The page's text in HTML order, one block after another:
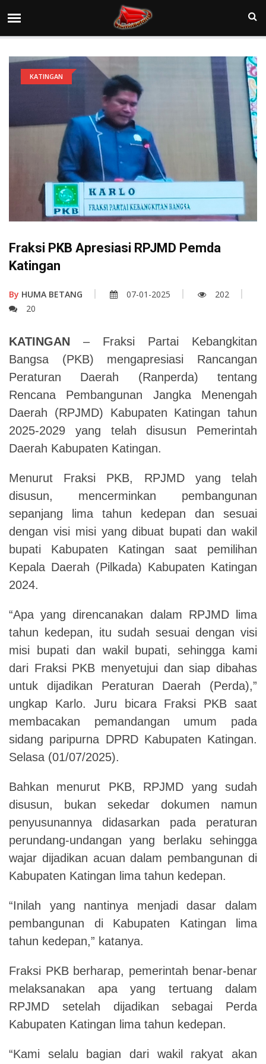
KATINGAN
Fraksi PKB Apresiasi RPJMD Pemda
Katingan
By HUMA BETANG 07-01-2025
202
20
KATINGAN – Fraksi Partai Kebangkitan
Bangsa (PKB) mengapresiasi Rancangan
Peraturan Daerah (Ranperda) tentang
Rencana Pembangunan Jangka Menengah
Daerah (RPJMD) Kabupaten Katingan tahun
2025-2029 yang telah disusun Pemerintah
Daerah Kabupaten Katingan.
Menurut Fraksi PKB, RPJMD yang telah
disusun, mencerminkan pembangunan
sepanjang lima tahun kedepan dan sesuai
dengan visi misi yang dibuat bupati dan wakil
bupati Kabupaten Katingan saat pemilihan
Kepala Daerah (Pilkada) Kabupaten Katingan
2024.
“Apa yang direncanakan dalam RPJMD lima
tahun kedepan, itu sudah sesuai dengan visi
misi bupati dan wakil bupati, sehingga kami
dari Fraksi PKB menyetujui dan siap dibahas
untuk dijadikan Peraturan Daerah (Perda),”
ungkap Karlo. Juru bicara Fraksi PKB saat
membacakan pemandangan umum pada
sidang paripurna DPRD Kabupaten Katingan.
Selasa (01/07/2025).
Bahkan menurut PKB, RPJMD yang sudah
disusun, bukan sekedar dokumen namun
penyusunannya didasarkan pada peraturan
perundang-undangan yang berlaku sehingga
wajar dijadikan acuan dalam pembangunan di
Kabupaten Katingan lima tahun kedepan.
“Inilah yang nantinya menjadi dasar dalam
pembangunan di Kabupaten Katingan lima
tahun kedepan,” katanya.
Fraksi PKB berharap, pemerintah benar-benar
melaksanakan apa yang tertuang dalam
RPJMD setelah dijadikan sebagai Perda
Kabupaten Katingan lima tahun kedepan.
“Kami selalu bagian dari wakil rakyat akan